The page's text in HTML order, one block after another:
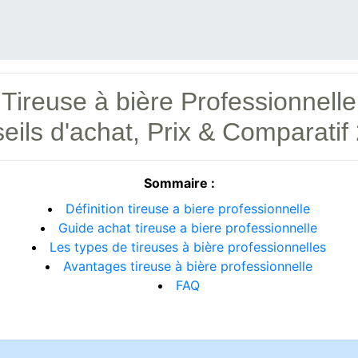
Tireuse à bière Professionnelle
d'achat, Prix & Comparatif
Sommaire :
Définition tireuse a biere professionnelle
Guide achat tireuse a biere professionnelle
Les types de tireuses à bière professionnelles
Avantages tireuse à bière professionnelle
FAQ